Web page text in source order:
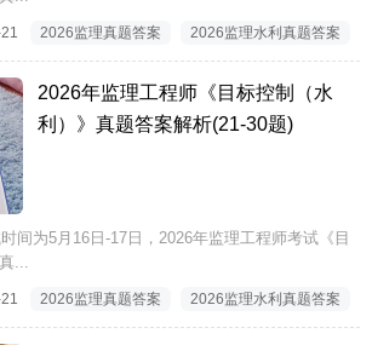
2026监理真题答案 2026监理水利真题答案
2026年监理工程师《目标控制（水
利）》真题答案解析(21-30题)
间为5月16日-17日，2026年监理工程师考试《目
...
2026监理真题答案 2026监理水利真题答案